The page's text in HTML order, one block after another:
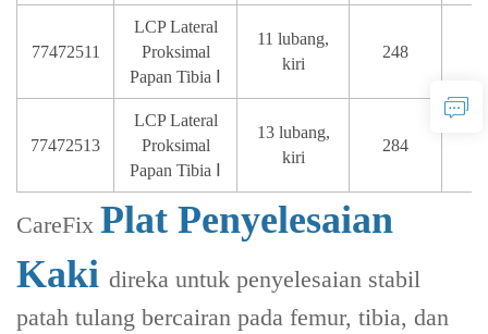
77472511
LCP Lateral
Proksimal
Papan Tibia Ⅰ
11 lubang,
kiri
248
77472513
LCP Lateral
Proksimal
Papan Tibia Ⅰ
13 lubang,
kiri
284
CareFix Plat Penyelesaian
Kaki direka untuk penyelesaian stabil
patah tulang bercairan pada femur, tibia, dan